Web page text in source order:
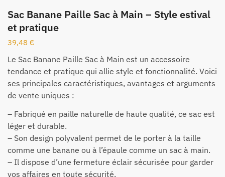
Sac Banane Paille Sac à Main – Style estival
et pratique
39,48 €
Le Sac Banane Paille Sac à Main est un accessoire
tendance et pratique qui allie style et fonctionnalité. Voici
ses principales caractéristiques, avantages et arguments
de vente uniques :
– Fabriqué en paille naturelle de haute qualité, ce sac est
léger et durable.
– Son design polyvalent permet de le porter à la taille
comme une banane ou à l’épaule comme un sac à main.
– Il dispose d’une fermeture éclair sécurisée pour garder
vos affaires en toute sécurité.